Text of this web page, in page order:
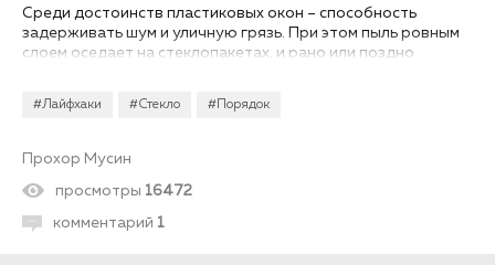
#Лайфхаки #Стекло #Порядок
Среди достоинств пластиковых окон – способность
задерживать шум и уличную грязь. При этом пыль ровным
слоем оседает на стеклопакетах, и рано или поздно
правильно мыть пластиковые окна без разводов?
Прохор Мусин
просмотры 16472
комментарий 1